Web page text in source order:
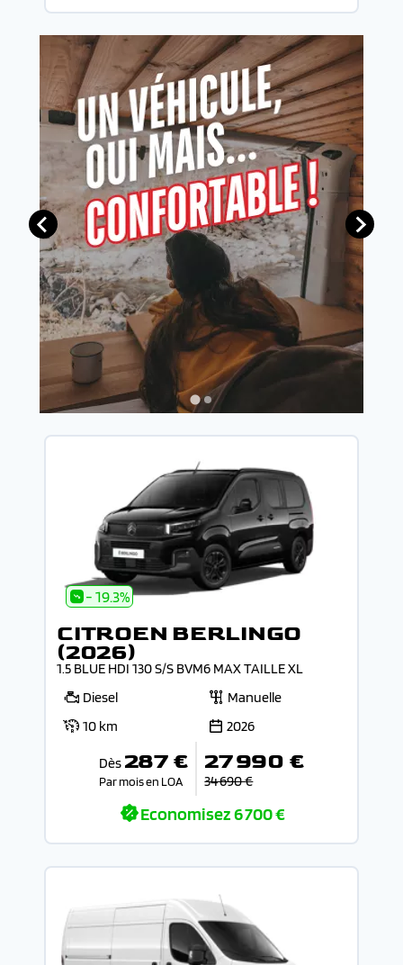
- 19.3%
CITROEN BERLINGO
(2026)
1.5 BLUE HDI 130 S/S BVM6 MAX TAILLE XL
Diesel
Manuelle
10 km
2026
Dès 287 €
Par mois en LOA
27 990 €
34 690 €
Economisez6 700 €